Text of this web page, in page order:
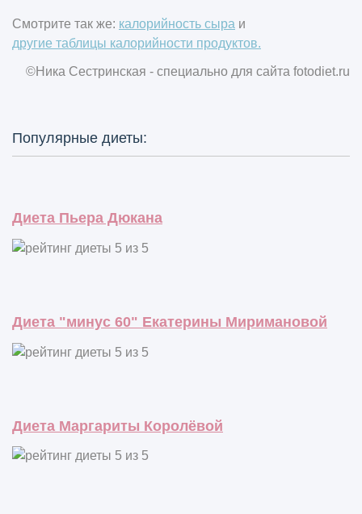
Смотрите так же: калорийность сыра и
другие таблицы калорийности продуктов.
©Ника Сестринская - специально для сайта fotodiet.ru
Популярные диеты:
Диета Пьера Дюкана
Диета "минус 60" Екатерины Миримановой
Диета Маргариты Королёвой